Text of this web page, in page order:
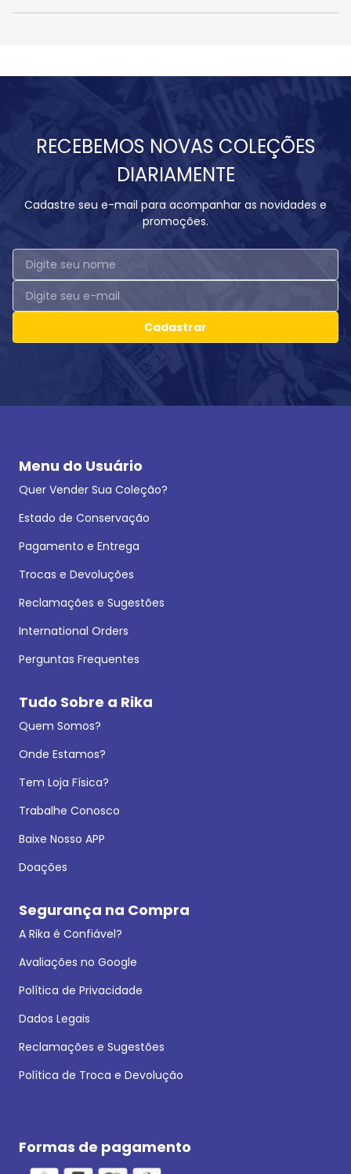
RECEBEMOS NOVAS COLEÇÕES
DIARIAMENTE
Cadastre seu e-mail para acompanhar as novidades e
promoções.
Cadastrar
Menu do Usuário
Quer Vender Sua Coleção?
Estado de Conservação
Pagamento e Entrega
Trocas e Devoluções
Reclamações e Sugestões
International Orders
Perguntas Frequentes
Tudo Sobre a Rika
Quem Somos?
Onde Estamos?
Tem Loja Física?
Trabalhe Conosco
Baixe Nosso APP
Doações
Segurança na Compra
A Rika é Confiável?
Avaliações no Google
Política de Privacidade
Dados Legais
Reclamações e Sugestões
Política de Troca e Devolução
Formas de pagamento